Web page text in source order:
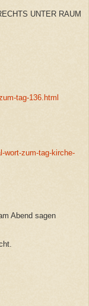
UNTER RAUM
tag-136.html
wort-zum-tag-kirche-
Abend sagen